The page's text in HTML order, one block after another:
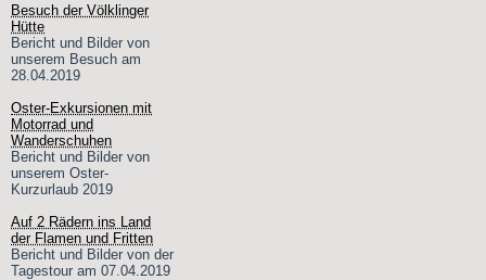
Besuch der Völklinger
Hütte
Bericht und Bilder von
unserem Besuch am
28.04.2019
Oster-Exkursionen mit
Motorrad und
Wanderschuhen
Bericht und Bilder von
unserem Oster-
Kurzurlaub 2019
Auf 2 Rädern ins Land
der Flamen und Fritten
Bericht und Bilder von der
Tagestour am 07.04.2019